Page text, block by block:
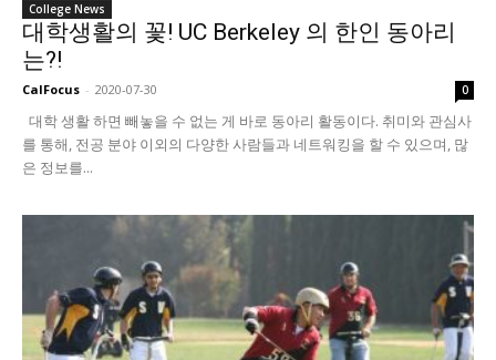
College News
대학생활의 꽃! UC Berkeley 의 한인 동아리
는?!
CalFocus - 2020-07-30 0
대학 생활 하면 빼놓을 수 없는 게 바로 동아리 활동이다. 취미와 관심사
를 통해, 전공 분야 이외의 다양한 사람들과 네트워킹을 할 수 있으며, 많
은 정보를...